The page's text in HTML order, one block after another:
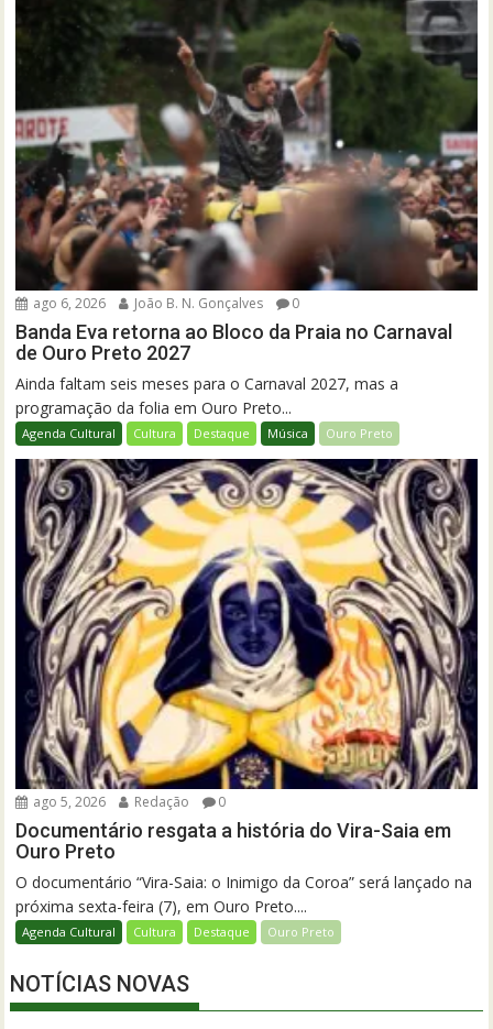
ago 6, 2026 João B. N. Gonçalves 0
Banda Eva retorna ao Bloco da Praia no Carnaval
de Ouro Preto 2027
Ainda faltam seis meses para o Carnaval 2027, mas a
programação da folia em Ouro Preto...
Agenda Cultural Cultura Destaque Música Ouro Preto
ago 5, 2026 Redação 0
Documentário resgata a história do Vira-Saia em
Ouro Preto
O documentário “Vira-Saia: o Inimigo da Coroa” será lançado na
próxima sexta-feira (7), em Ouro Preto....
Agenda Cultural Cultura Destaque Ouro Preto
NOTÍCIAS NOVAS